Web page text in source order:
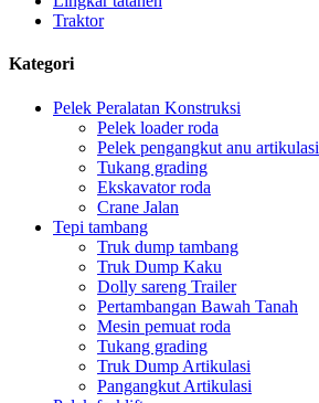
Traktor
Kategori
Pelek Peralatan Konstruksi
Pelek loader roda
Pelek pengangkut anu artikulasi
Tukang grading
Ekskavator roda
Crane Jalan
Tepi tambang
Truk dump tambang
Truk Dump Kaku
Dolly sareng Trailer
Pertambangan Bawah Tanah
Mesin pemuat roda
Tukang grading
Truk Dump Artikulasi
Pangangkut Artikulasi